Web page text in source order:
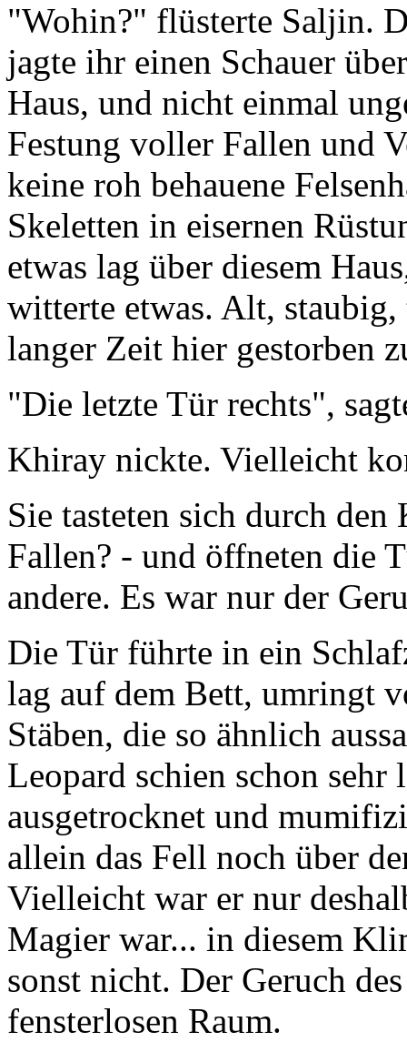
"Wohin?" flüsterte Saljin.
jagte ihr einen Schauer
Haus, und nicht einmal
Festung voller Fallen und
keine roh behauene
Skeletten in eisernen
etwas lag über diesem
witterte etwas. Alt,
langer Zeit hier gestorben
"Die letzte Tür rechts",
Khiray nickte. Vielleicht
Sie tasteten sich durch
Fallen? - und öffneten die
andere. Es war nur der
Die Tür führte in ein
lag auf dem Bett, umringt
Stäben, die so ähnlich
Leopard schien schon
ausgetrocknet und
allein das Fell noch über
Vielleicht war er nur
Magier war... in diesem
sonst nicht. Der Geruch
fensterlosen Raum.